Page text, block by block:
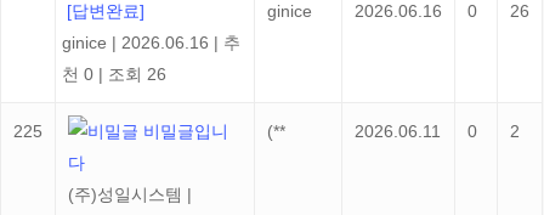
[답변완료]
ginice | 2026.06.16 | 추
천 0 | 조회 26
ginice 2026.06.16 0 26
225
비밀글입니
다
(주)성일시스템 |
(** 2026.06.11 0 2